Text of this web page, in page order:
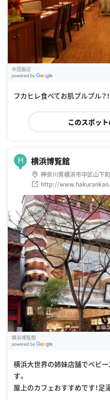
中国飯店
フカヒレ食べてお肌プルプル？！
このスポッ
H 横浜博覧館
神奈川県横浜市中区山下
http://
横浜博覧館
横浜大世界の姉妹店舗でベビ
す。
屋上のカフェおすすめです！足